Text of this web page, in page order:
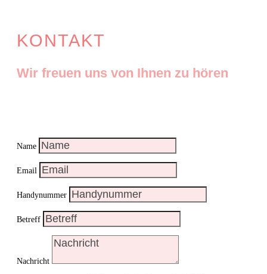
KONTAKT
Wir freuen uns von Ihnen zu hören
Name
Email
Handynummer
Betreff
Nachricht